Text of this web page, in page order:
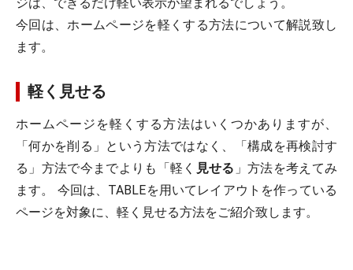
今回は、ホームページを軽くする方法について解説致し
ます。
軽く見せる
ホームページを軽くする方法はいくつかありますが、
「何かを削る」という方法ではなく、「構成を再検討す
る」方法で今までよりも「軽く 見せる 」方法を考えてみ
ます。 今回は、TABLEを用いてレイアウトを作っている
ページを対象に、軽く見せる方法をご紹介致します。